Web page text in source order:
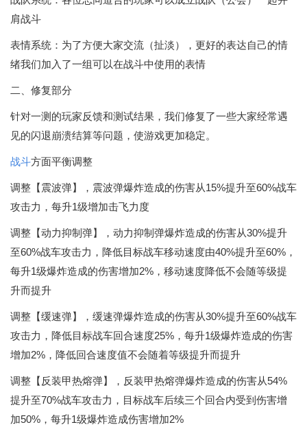
肩战斗
表情系统：为了方便大家交流（扯淡），更好的表达自己的情
绪我们加入了一组可以在战斗中使用的表情
二、修复部分
针对一测的玩家反馈和测试结果，我们修复了一些大家经常遇
见的闪退崩溃结算等问题，使游戏更加稳定。
战斗方面平衡调整
调整【震波弹】，震波弹爆炸造成的伤害从15%提升至60%战车
攻击力，每升1级增加击飞力度
调整【动力抑制弹】，动力抑制弹爆炸造成的伤害从30%提升
至60%战车攻击力，降低目标战车移动速度由40%提升至60%，
每升1级爆炸造成的伤害增加2%，移动速度降低不会随等级提
升而提升
调整【缓速弹】，缓速弹爆炸造成的伤害从30%提升至60%战车
攻击力，降低目标战车回合速度25%，每升1级爆炸造成的伤害
增加2%，降低回合速度值不会随着等级提升而提升
调整【反装甲热熔弹】，反装甲热熔弹爆炸造成的伤害从54%
提升至70%战车攻击力，目标战车后续三个回合内受到伤害增
加50%，每升1级爆炸造成伤害增加2%